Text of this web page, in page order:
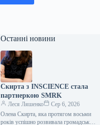
Останні новини
Скирта з INSCIENCE стала
партнеркою SMRK
Леся Ляшенко
Сер 6, 2026
Олена Скирта, яка протягом восьми
років успішно розвивала громадську